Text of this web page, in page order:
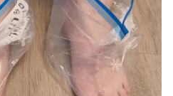
ಏರಾಕ್ಸ್ 155 ಒಂದು
155 ಟೆಕ್ ಮ್ಯಾಕ್ಸ್ ಹೆಚ್ಚು
ಪ್ರಯಾಣವನ್ನು
ದೊಡ್ಡದಾದ ಫ್ರಂಟ್